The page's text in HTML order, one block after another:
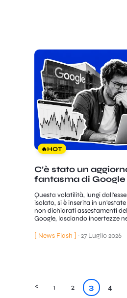
🔥HOT
C’è stato un
fantasma di Google
Questa volatilità, lungi
isolato, si è inserita in
non dichiarati assestamenti
Google, lasciando incertezze
[ News Flash ] ·27 Luglio 2026
< 1 2 3 4